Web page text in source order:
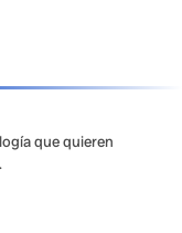
que quieren